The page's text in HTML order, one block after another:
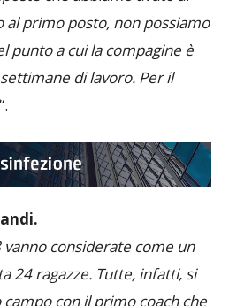
che abbiamo avuto al
al primo posto, non possiamo
punto a cui la compagine è
di lavoro. Per il
24 ragazze. Tutte, infatti, si